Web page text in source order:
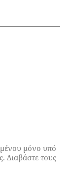
μόνο υπό
Διαβάστε τους